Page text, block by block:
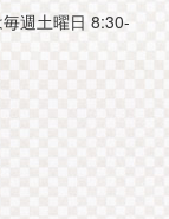
週土曜日 8:30-